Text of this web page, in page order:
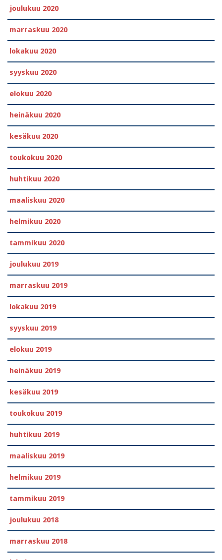
joulukuu 2020
marraskuu 2020
lokakuu 2020
syyskuu 2020
elokuu 2020
heinäkuu 2020
kesäkuu 2020
toukokuu 2020
huhtikuu 2020
maaliskuu 2020
helmikuu 2020
tammikuu 2020
joulukuu 2019
marraskuu 2019
lokakuu 2019
syyskuu 2019
elokuu 2019
heinäkuu 2019
kesäkuu 2019
toukokuu 2019
huhtikuu 2019
maaliskuu 2019
helmikuu 2019
tammikuu 2019
joulukuu 2018
marraskuu 2018